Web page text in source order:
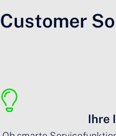
Customer
Ihre